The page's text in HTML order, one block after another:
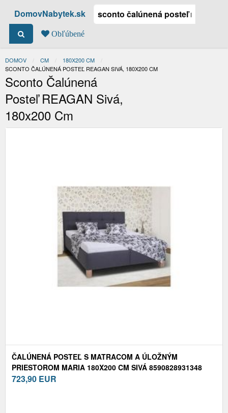
DomovNabytek.sk
Obľúbené
DOMOV CM
180X200 CM
ACTUAL:
SCONTO ČALÚNENÁ POSTEĽ REAGAN SIVÁ, 180X200 CM
Sconto Čalúnená
Posteľ REAGAN Sivá,
180x200 Cm
ČALÚNENÁ POSTEĽ S MATRACOM A ÚLOŽNÝM
PRIESTOROM MARIA 180X200 CM SIVÁ 8590828931348
723,90 EUR